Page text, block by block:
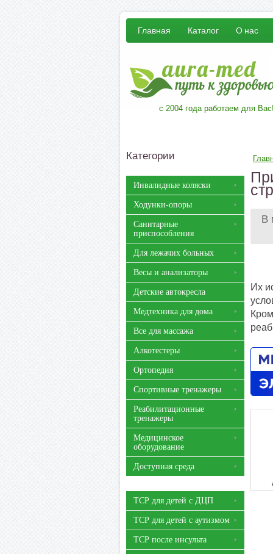
Главная Каталог О нас
с 2004 года работаем для
Категории
Инвалидные коляски
Ходунки-опоры
Санитарные
приспособления
Для лежачих больных
Весы и анализаторы
Детские автокресла
Медтехника для дома
Все для массажа
Алкотестеры
Ортопедия
Спортивные тренажеры
Реабилитационные
тренажеры
Медицинское
оборудование
Доступная среда
ТСР для детей с ДЦП
ТСР для детей с аутизмом
ТСР после инсульта
В
Их